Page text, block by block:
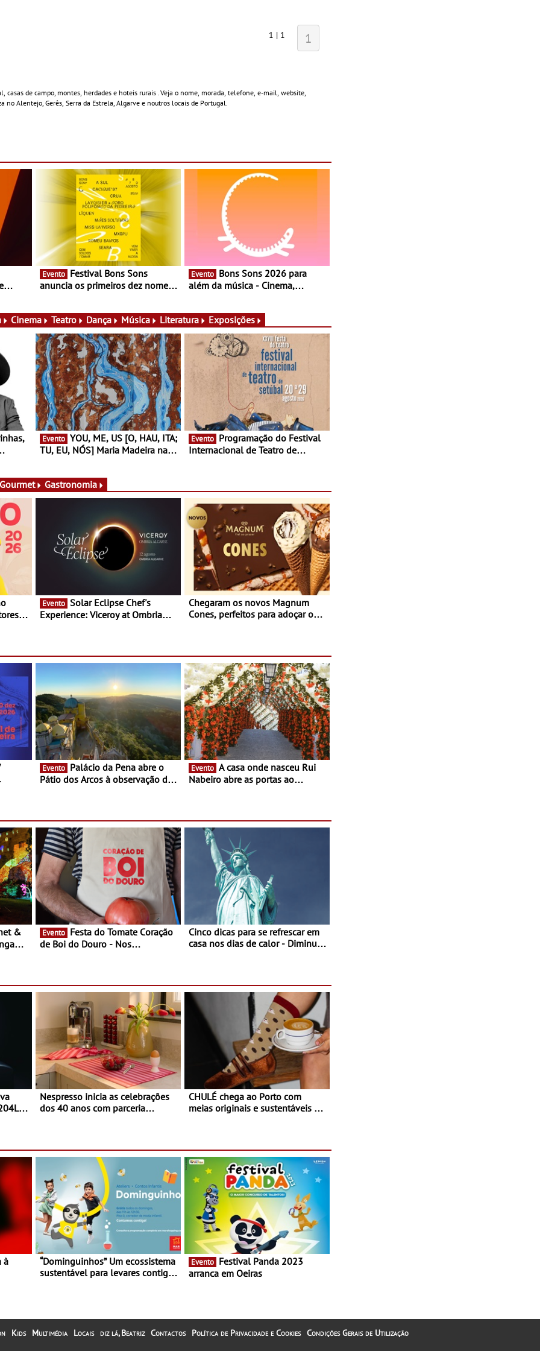
1 | 1 1
de campo, montes, herdades e hoteis rurais . Veja o nome, morada, telefone, e-mail, website,
Alentejo, Gerês, Serra da Estrela, Algarve e noutros locais de Portugal.
Evento
anuncia os primeiros dez nomes
Evento
além da música - Cinema,
muito mais
Cinema Teatro Dança Música Literatura Exposições
Evento
TU, EU, NÓS] Maria Madeira na
Evento
Internacional de Teatro de
Gastronomia
Evento
Experience: Viceroy at Ombria
Chegaram os novos Magnum
Cones, perfeitos para adoçar o
Evento
Pátio dos Arcos à observação do
Evento
Nabeiro abre as portas ao
Evento
de Boi do Douro - Nos
Cinco dicas para se refrescar em
casa nos dias de calor - Diminuir
Nespresso inicia as celebrações
dos 40 anos com parceria
Torres Novas
CHULÉ chega ao Porto com
meias originais e sustentáveis - A
à
“Dominguinhos” Um ecossistema
sustentável para levares contigo
Evento
arranca em Oeiras
Kids Multimédia Locais diz lá, Beatriz Contactos Política de Privacidade e Cookies Condições Gerais de Utilização